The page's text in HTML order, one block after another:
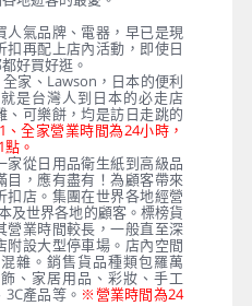
人氣品牌、電器，早已是現
再配上店內活動，即使日
好買好逛。
家、Lawson，日本的便利
是台灣人到日本的必走店
、可樂餅，均是訪日走跳的
全家營業時間為24小時，
。
家從日用品衛生紙到高級品
目，應有盡有！為顧客帶來
店。集團在世界各地經營
及世界各地的顧客。標榜貨
營業時間較長，一般直至深
設大型停車場。店內空間
雜。銷售貨品種類包羅萬
、家居用品、彩妝、手工
產品等。 ※營業時間為24